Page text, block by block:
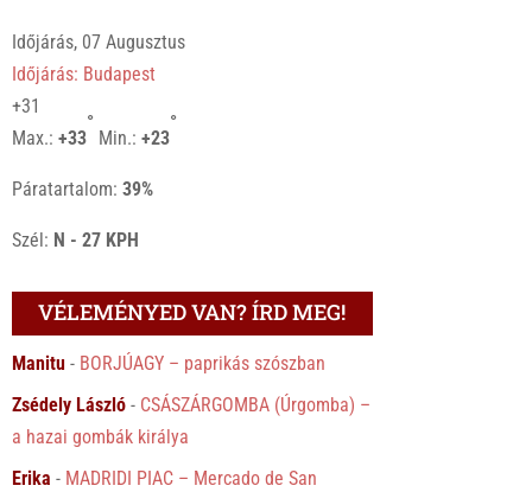
Időjárás, 07 Augusztus
Időjárás: Budapest
+31
Max.:+33
°
Min.:+23
°
Páratartalom:39%
Szél: N - 27 KPH
VÉLEMÉNYED VAN? ÍRD MEG!
Manitu - BORJÚAGY – paprikás szószban
Zsédely László - CSÁSZÁRGOMBA (Úrgomba) –
a hazai gombák királya
Erika - MADRIDI PIAC – Mercado de San